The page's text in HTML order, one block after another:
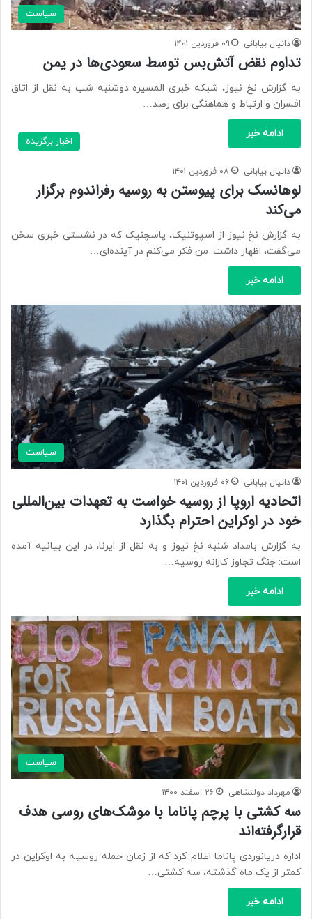
سیاست
دانیال بیابانی ۰۹ فروردین ۱۴۰۱
تداوم نقض آتش‌بس توسط سعودی‌ها در یمن
به گزارش نخ نیوز، شبکه خبری المسیره دوشنبه شب به نقل از اتاق
افسران و ارتباط و هماهنگی برای رصد…
ادامه خبر
اخبار برگزیده
دانیال بیابانی ۰۸ فروردین ۱۴۰۱
لوهانسک برای پیوستن به روسیه رفراندوم برگزار
می‌کند
به گزارش نخ نیوز از اسپوتنیک، پاسچنیک که در نشستی خبری سخن
می‌گفت، اظهار داشت: من فکر می‌کنم در آینده‌ای…
ادامه خبر
سیاست
دانیال بیابانی ۰۶ فروردین ۱۴۰۱
اتحادیه اروپا از روسیه خواست به تعهدات بین‌المللی
خود در اوکراین احترام بگذارد
به گزارش بامداد شنبه نخ نیوز و به نقل از ایرنا، در این بیانیه آمده
است: جنگ تجاوز کارانه روسیه…
ادامه خبر
سیاست
مهرداد دولتشاهی ۲۶ اسفند ۱۴۰۰
سه کشتی با پرچم پاناما با موشک‌های روسی هدف
قرارگرفته‌اند
اداره دریانوردی پاناما اعلام کرد که از زمان حمله روسیه به اوکراین در
کمتر از یک ماه گذشته، سه کشتی…
ادامه خبر